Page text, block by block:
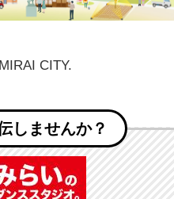
CITY.
しませんか？